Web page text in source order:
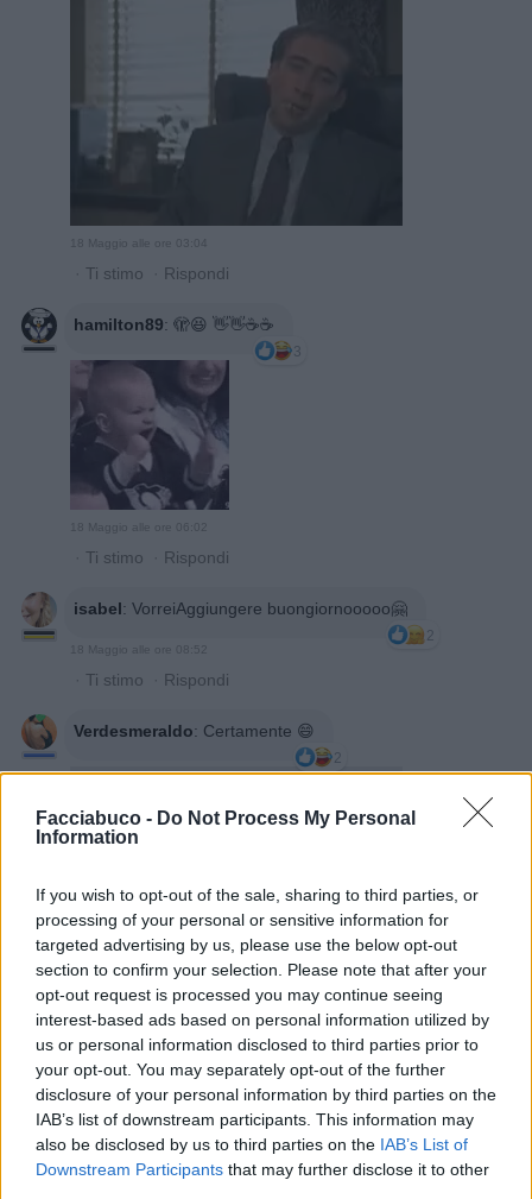
Facciabuco - Do Not Process My Personal
Information
If you wish to opt-out of the sale, sharing to third parties, or
processing of your personal or sensitive information for
targeted advertising by us, please use the below opt-out
section to confirm your selection. Please note that after your
opt-out request is processed you may continue seeing
interest-based ads based on personal information utilized by
us or personal information disclosed to third parties prior to
your opt-out. You may separately opt-out of the further
disclosure of your personal information by third parties on the
IAB’s list of downstream participants. This information may
also be disclosed by us to third parties on the IAB’s List of
Downstream Participants that may further disclose it to other
· Ti stimo · Rispondi
hamilton89: 🫣😆 👋👋☕☕
3
· Ti stimo · Rispondi
isabel: VorreiAggiungere buongiornooooo🤗
2
· Ti stimo · Rispondi
Verdesmeraldo: Certamente 😄
2
·Ti stimo ·Rispondi
nonnocucaracha:Buonasera
1
18 Maggio alle ore 18:36
·Ti stimo· Rispondi